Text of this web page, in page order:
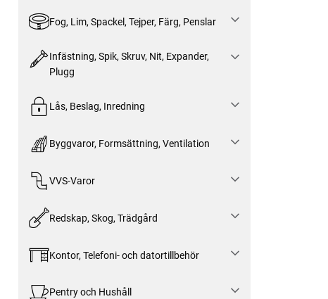
Fog, Lim, Spackel, Tejper, Färg, Penslar
Infästning, Spik, Skruv, Nit, Expander,
Plugg
Lås, Beslag, Inredning
Byggvaror, Formsättning, Ventilation
VVS-Varor
Redskap, Skog, Trädgård
Kontor, Telefoni- och datortillbehör
Pentry och Hushåll